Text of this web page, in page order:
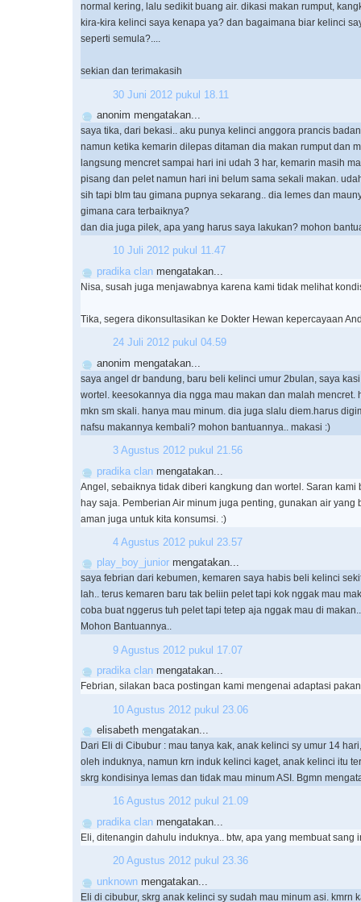
normal kering, lalu sedikit buang air. dikasi makan rumput,
kira-kira kelinci saya kenapa ya? dan bagaimana biar kelinci
seperti semula?....
sekian dan terimakasih
30 Juni 2012 pukul 18.11
anonim mengatakan...
saya tika, dari bekasi.. aku punya kelinci anggora prancis
namun ketika kemarin dilepas ditaman dia makan rumput dan
langsung mencret sampai hari ini udah 3 har, kemarin masih
pisang dan pelet namun hari ini belum sama sekali makan.
sih tapi blm tau gimana pupnya sekarang.. dia lemes dan
gimana cara terbaiknya?
dan dia juga pilek, apa yang harus saya lakukan? mohon
10 Juli 2012 pukul 11.47
pradika clan mengatakan...
Nisa, susah juga menjawabnya karena kami tidak melihat
Tika, segera dikonsultasikan ke Dokter Hewan kepercayaan
24 Juli 2012 pukul 04.59
anonim mengatakan...
saya angel dr bandung, baru beli kelinci umur 2bulan, saya
wortel. keesokannya dia ngga mau makan dan malah mencret.
mkn sm skali. hanya mau minum. dia juga slalu diem.harus
nafsu makannya kembali? mohon bantuannya.. makasi :)
3 Agustus 2012 pukul 21.56
pradika clan mengatakan...
Angel, sebaiknya tidak diberi kangkung dan wortel. Saran kami
hay saja. Pemberian Air minum juga penting, gunakan air yang
aman juga untuk kita konsumsi. :)
4 Agustus 2012 pukul 23.57
play_boy_junior mengatakan...
saya febrian dari kebumen, kemaren saya habis beli kelinci
lah.. terus kemaren baru tak beliin pelet tapi kok nggak mau
coba buat nggerus tuh pelet tapi tetep aja nggak mau di makan..
Mohon Bantuannya..
9 Agustus 2012 pukul 17.07
pradika clan mengatakan...
Febrian, silakan baca postingan kami mengenai adaptasi
10 Agustus 2012 pukul 23.06
elisabeth mengatakan...
Dari Eli di Cibubur : mau tanya kak, anak kelinci sy umur 14
oleh induknya, namun krn induk kelinci kaget, anak kelinci itu
skrg kondisinya lemas dan tidak mau minum ASI. Bgmn
16 Agustus 2012 pukul 21.09
pradika clan mengatakan...
Eli, ditenangin dahulu induknya.. btw, apa yang membuat sang
20 Agustus 2012 pukul 23.36
unknown mengatakan...
Eli di cibubur, skrg anak kelinci sy sudah mau minum asi. kmrn